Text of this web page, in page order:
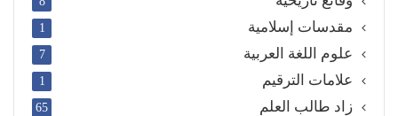
مقدسات إسلامية 1
علوم اللغة العربية 7
علامات الترقيم 1
زاد طالب العلم 65